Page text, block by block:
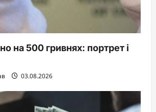
на 500 гривнях: портрет і
03.08.2026